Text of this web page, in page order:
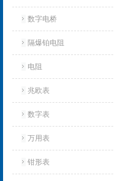
数字电桥
隔爆铂电阻
电阻
兆欧表
数字表
万用表
钳形表